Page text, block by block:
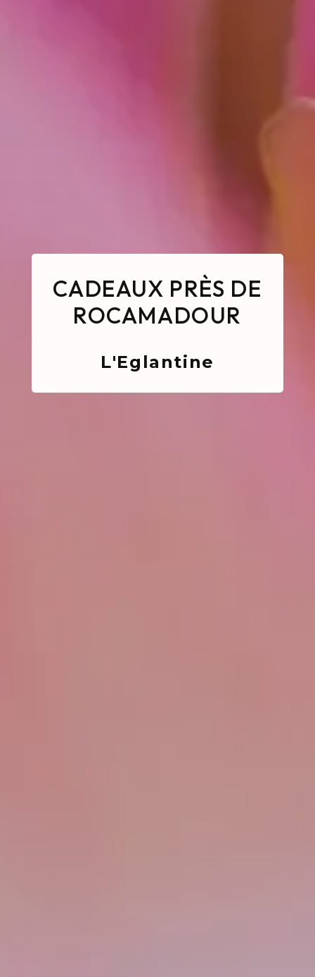
CADEAUX PRÈS DE
ROCAMADOUR
L'Eglantine